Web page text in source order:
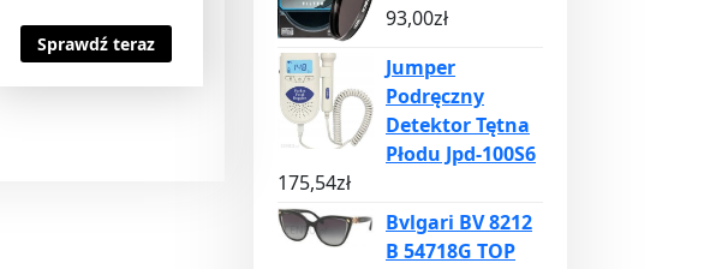
Sprawdź teraz
93,00zł
Jumper
Podręczny
Detektor Tętna
Płodu Jpd-100S6
175,54zł
Bvlgari BV 8212
B 54718G TOP